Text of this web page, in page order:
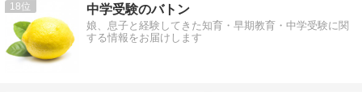
18 中学受験のバトン
娘、息子と経験してきた知育・早期教育・中学受験に関
する情報をお届けします